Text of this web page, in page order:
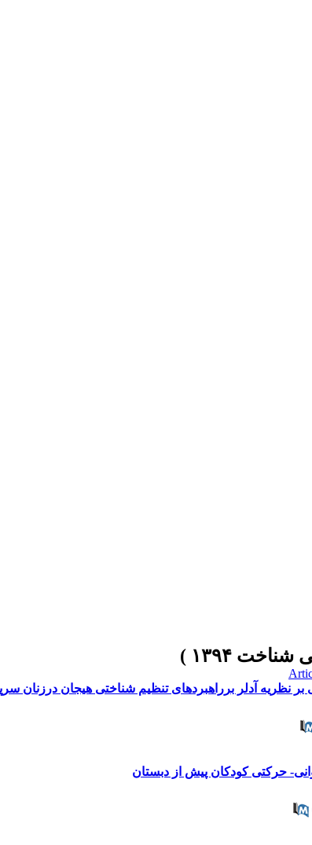
نظریه آدلر برراهبردهای تنظیم شناختی هیجان درزنان
حرکتی کودکان پیش از دبستان